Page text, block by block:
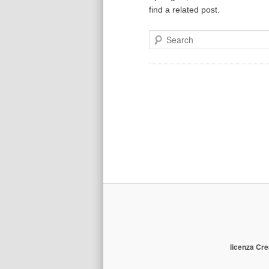
find a related post.
Search
licenza